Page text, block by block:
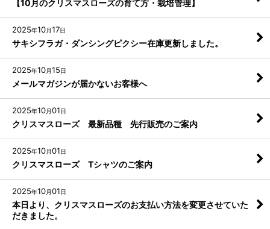
【10月のクリスマスローズの育て方・栽培管理】
2025年10月17日
サキシフラガ・ダンシングピクシー在庫更新しました。
2025年10月15日
メールマガジンが届かないお客様へ
2025年10月01日
クリスマスローズ 最新品種 先行販売のご案内
2025年10月01日
クリスマスローズ Tシャツのご案内
2025年10月01日
本日より、クリスマスローズのお支払い方法を変更させていた
だきました。